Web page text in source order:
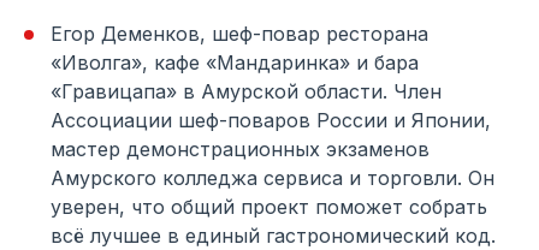
Егор Деменков, шеф-повар ресторана
«Иволга», кафе «Мандаринка» и бара
«Гравицапа» в Амурской области. Член
Ассоциации шеф-поваров России и Японии,
мастер демонстрационных экзаменов
Амурского колледжа сервиса и торговли. Он
уверен, что общий проект поможет собрать
всё лучшее в единый гастрономический код.